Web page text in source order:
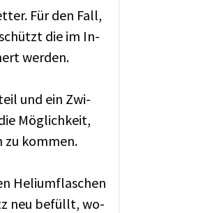
Für den Fall,
die im In­
wer­den.
und ein Zwi­
Mög­lich­keit,
zu kom­men.
He­li­um­fla­schen
neu be­füllt, wo­